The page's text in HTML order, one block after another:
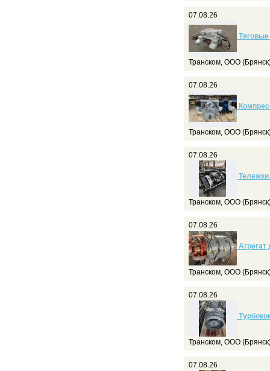
07.08.26
Транском, ООО
07.08.26
Транском, ООО
07.08.26
Транском, ООО
07.08.26
Транском, ООО
07.08.26
Транском, ООО
07.08.26